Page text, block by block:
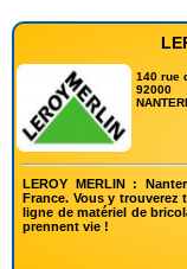
140 rue
92000
LEROY MERLIN :
France. Vous y trouverez
ligne de matériel de
prennent vie !